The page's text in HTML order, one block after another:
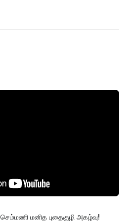
செம்மணி மனித புதைகுழி அகழ்வு!